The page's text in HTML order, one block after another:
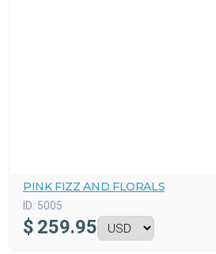
PINK FIZZ AND FLORALS
ID: 5005
$ 259.95